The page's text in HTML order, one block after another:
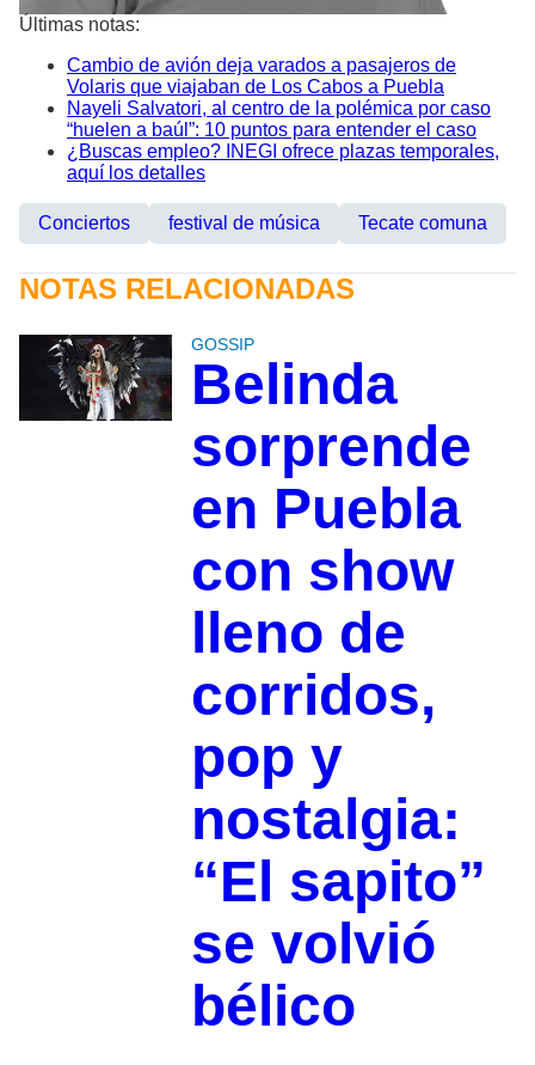
Últimas notas:
Cambio de avión deja varados a pasajeros de
Volaris que viajaban de Los Cabos a Puebla
Nayeli Salvatori, al centro de la polémica por caso
“huelen a baúl”: 10 puntos para entender el caso
¿Buscas empleo? INEGI ofrece plazas temporales,
aquí los detalles
Conciertos festival de música Tecate comuna
NOTAS RELACIONADAS
GOSSIP
Belinda
sorprende
en Puebla
con show
lleno de
corridos,
pop y
nostalgia:
“El sapito”
se volvió
bélico